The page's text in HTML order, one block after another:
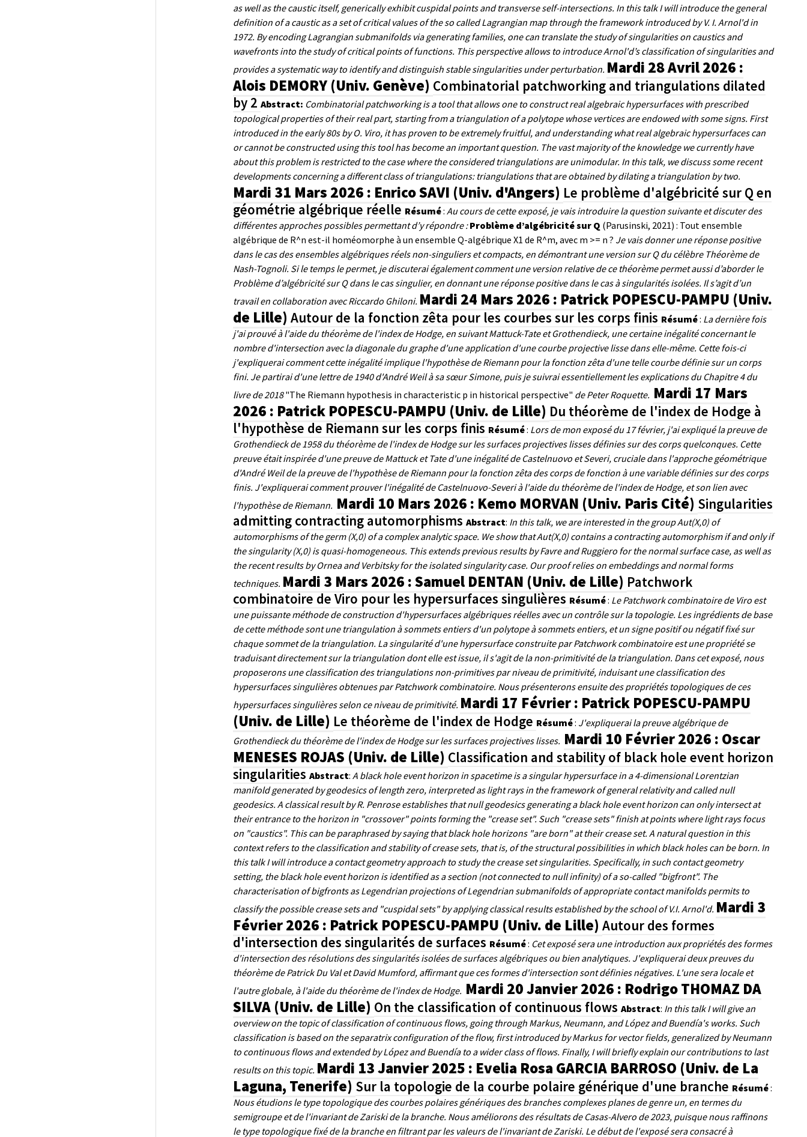
as well as the caustic itself, generically exhibit cuspidal points and transverse self-intersections. In this talk I will introduce the general
definition of a caustic as a set of critical values of the so called Lagrangian map through the framework introduced by V. I. Arnol'd in
1972. By encoding Lagrangian submanifolds via generating families, one can translate the study of singularities on caustics and
wavefronts into the study of critical points of functions. This perspective allows to introduce Arnol'd’s classification of singularities and
provides a systematic way to identify and distinguish stable singularities under perturbation. Mardi 28 Avril 2026 :
Alois DEMORY (Univ. Genève) Combinatorial patchworking and triangulations dilated
by 2 Abstract: Combinatorial patchworking is a tool that allows one to construct real algebraic hypersurfaces with prescribed
topological properties of their real part, starting from a triangulation of a polytope whose vertices are endowed with some signs. First
introduced in the early 80s by O. Viro, it has proven to be extremely fruitful, and understanding what real algebraic hypersurfaces can
or cannot be constructed using this tool has become an important question. The vast majority of the knowledge we currently have
about this problem is restricted to the case where the considered triangulations are unimodular. In this talk, we discuss some recent
developments concerning a different class of triangulations: triangulations that are obtained by dilating a triangulation by two.
Mardi 31 Mars 2026 : Enrico SAVI (Univ. d'Angers) Le problème d'algébricité sur Q en
géométrie algébrique réelle Résumé: Au cours de cette exposé, je vais introduire la question suivante et discuter des
différentes approches possibles permettant d’y répondre : Problème d’algébricité sur Q (Parusinski, 2021) : Tout ensemble
algébrique de R^n est-il homéomorphe à un ensemble Q-algébrique X1 de R^m, avec m >= n ? Je vais donner une réponse positive
dans le cas des ensembles algébriques réels non-singuliers et compacts, en démontrant une version sur Q du célèbre Théorème de
Nash-Tognoli. Si le temps le permet, je discuterai également comment une version relative de ce théorème permet aussi d’aborder le
Problème d’algébricité sur Q dans le cas singulier, en donnant une réponse positive dans le cas à singularités isolées. Il s’agit d’un
travail en collaboration avec Riccardo Ghiloni. Mardi 24 Mars 2026 : Patrick POPESCU-PAMPU (Univ.
de Lille) Autour de la fonction zêta pour les courbes sur les corps finis Résumé: La dernière fois
j'ai prouvé à l'aide du théorème de l'index de Hodge, en suivant Mattuck-Tate et Grothendieck, une certaine inégalité concernant le
nombre d'intersection avec la diagonale du graphe d'une application d'une courbe projective lisse dans elle-même. Cette fois-ci
j'expliquerai comment cette inégalité implique l'hypothèse de Riemann pour la fonction zêta d'une telle courbe définie sur un corps
fini. Je partirai d'une lettre de 1940 d'André Weil à sa sœur Simone, puis je suivrai essentiellement les explications du Chapitre 4 du
livre de 2018"The Riemann hypothesis in characteristic p in historical perspective" de Peter Roquette. Mardi 17 Mars
2026 : Patrick POPESCU-PAMPU (Univ. de Lille) Du théorème de l'index de Hodge à
l'hypothèse de Riemann sur les corps finis Résumé: Lors de mon exposé du 17 février, j'ai expliqué la preuve de
Grothendieck de 1958 du théorème de l'index de Hodge sur les surfaces projectives lisses définies sur des corps quelconques. Cette
preuve était inspirée d'une preuve de Mattuck et Tate d'une inégalité de Castelnuovo et Severi, cruciale dans l'approche géométrique
d'André Weil de la preuve de l'hypothèse de Riemann pour la fonction zêta des corps de fonction à une variable définies sur des corps
finis. J'expliquerai comment prouver l'inégalité de Castelnuovo-Severi à l'aide du théorème de l'index de Hodge, et son lien avec
l'hypothèse de Riemann. Mardi 10 Mars 2026 : Kemo MORVAN (Univ. Paris Cité) Singularities
admitting contracting automorphisms Abstract: In this talk, we are interested in the group Aut(X,0) of
automorphisms of the germ (X,0) of a complex analytic space. We show that Aut(X,0) contains a contracting automorphism if and only if
the singularity (X,0) is quasi-homogeneous. This extends previous results by Favre and Ruggiero for the normal surface case, as well as
the recent results by Ornea and Verbitsky for the isolated singularity case. Our proof relies on embeddings and normal forms
techniques. Mardi 3 Mars 2026 : Samuel DENTAN (Univ. de Lille) Patchwork
combinatoire de Viro pour les hypersurfaces singulières Résumé: Le Patchwork combinatoire de Viro est
une puissante méthode de construction d'hypersurfaces algébriques réelles avec un contrôle sur la topologie. Les ingrédients de base
de cette méthode sont une triangulation à sommets entiers d'un polytope à sommets entiers, et un signe positif ou négatif fixé sur
chaque sommet de la triangulation. La singularité d'une hypersurface construite par Patchwork combinatoire est une propriété se
traduisant directement sur la triangulation dont elle est issue, il s'agit de la non-primitivité de la triangulation. Dans cet exposé, nous
proposerons une classification des triangulations non-primitives par niveau de primitivité, induisant une classification des
hypersurfaces singulières obtenues par Patchwork combinatoire. Nous présenterons ensuite des propriétés topologiques de ces
hypersurfaces singulières selon ce niveau de primitivité. Mardi 17 Février : Patrick POPESCU-PAMPU
(Univ. de Lille) Le théorème de l'index de Hodge Résumé: J'expliquerai la preuve algébrique de
Grothendieck du théorème de l'index de Hodge sur les surfaces projectives lisses. Mardi 10 Février 2026 : Oscar
MENESES ROJAS (Univ. de Lille) Classification and stability of black hole event horizon
singularities Abstract: A black hole event horizon in spacetime is a singular hypersurface in a 4-dimensional Lorentzian
manifold generated by geodesics of length zero, interpreted as light rays in the framework of general relativity and called null
geodesics. A classical result by R. Penrose establishes that null geodesics generating a black hole event horizon can only intersect at
their entrance to the horizon in "crossover" points forming the "crease set". Such "crease sets" finish at points where light rays focus
on "caustics". This can be paraphrased by saying that black hole horizons "are born" at their crease set. A natural question in this
context refers to the classification and stability of crease sets, that is, of the structural possibilities in which black holes can be born. In
this talk I will introduce a contact geometry approach to study the crease set singularities. Specifically, in such contact geometry
setting, the black hole event horizon is identified as a section (not connected to null infinity) of a so-called "bigfront". The
characterisation of bigfronts as Legendrian projections of Legendrian submanifolds of appropriate contact manifolds permits to
classify the possible crease sets and "cuspidal sets" by applying classical results established by the school of V.I. Arnol'd. Mardi 3
Février 2026 : Patrick POPESCU-PAMPU (Univ. de Lille) Autour des formes
d'intersection des singularités de surfaces Résumé: Cet exposé sera une introduction aux propriétés des formes
d'intersection des résolutions des singularités isolées de surfaces algébriques ou bien analytiques. J'expliquerai deux preuves du
théorème de Patrick Du Val et David Mumford, affirmant que ces formes d'intersection sont définies négatives. L'une sera locale et
l'autre globale, à l'aide du théorème de l'index de Hodge. Mardi 20 Janvier 2026 : Rodrigo THOMAZ DA
SILVA (Univ. de Lille) On the classification of continuous flows Abstract: In this talk I will give an
overview on the topic of classification of continuous flows, going through Markus, Neumann, and López and Buendía's works. Such
classification is based on the separatrix configuration of the flow, first introduced by Markus for vector fields, generalized by Neumann
to continuous flows and extended by López and Buendía to a wider class of flows. Finally, I will briefly explain our contributions to last
results on this topic. Mardi 13 Janvier 2025 : Evelia Rosa GARCIA BARROSO (Univ. de La
Laguna, Tenerife) Sur la topologie de la courbe polaire générique d'une branche Résumé:
Nous étudions le type topologique des courbes polaires génériques des branches complexes planes de genre un, en termes du
semigroupe et de l'invariant de Zariski de la branche. Nous améliorons des résultats de Casas-Alvero de 2023, puisque nous raffinons
le type topologique fixé de la branche en filtrant par les valeurs de l'invariant de Zariski. Le début de l'exposé sera consacré à